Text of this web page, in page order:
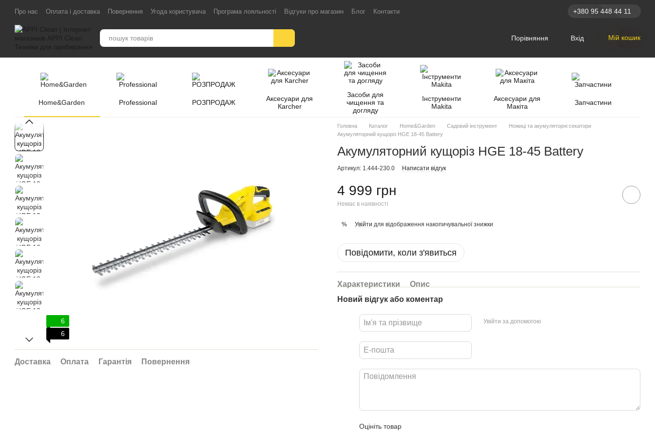
Перейти до основного контенту
Про нас Оплата і доставка Повернення Угода користувача Програма лояльності Відгуки про магазин Блог Контакти +380 95 448 44 11
Порівняння Вхід Мій кошик
Home&Garden Professional РОЗПРОДАЖ
Аксесуари для
Кarcher
Засоби для
чищення та
догляду
Інструменти
Makita
Аксесуари для
Макіта
Запчастини
6
6
Доставка Оплата Гарантія Повернення
Головна Каталог Home&Garden Садовий інструмент
Ножиці та акумуляторні секатори
Акумуляторний кущоріз HGE 18-45 Battery
Акумуляторний кущоріз HGE 18-45 Battery
Артикул: 1.444-230.0 Написати відгук
4 999 грн
Немає в наявності
% Увійти для відображення накопичувальної знижки
Повідомити, коли з'явиться
Характеристики
Опис
Новий відгук або коментар
Увійти за допомогою
Оцініть товар